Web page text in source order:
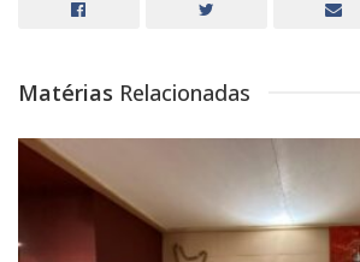
Matérias Relacionadas